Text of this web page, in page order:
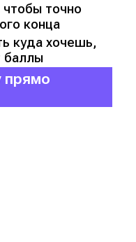
точно
конца
куда хочешь,
баллы
прямо